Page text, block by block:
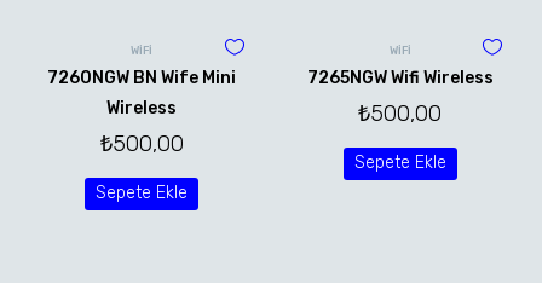
WİFİ
7260NGW BN Wife Mini
Wireless
₺500,00
Sepete Ekle
WİFİ
7265NGW Wifi Wireless
₺500,00
Sepete Ekle